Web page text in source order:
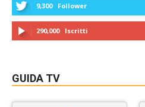
9,300 Follower
290,000 Iscritti
GUIDA TV